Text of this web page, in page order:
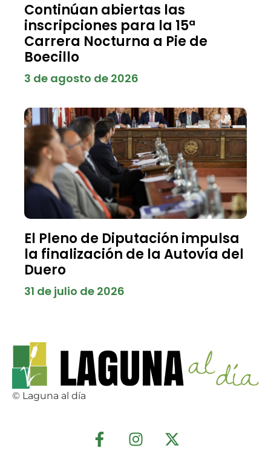
Continúan abiertas las
inscripciones para la 15ª
Carrera Nocturna a Pie de
Boecillo
3 de agosto de 2026
El Pleno de Diputación impulsa
la finalización de la Autovía del
Duero
31 de julio de 2026
© Laguna al día